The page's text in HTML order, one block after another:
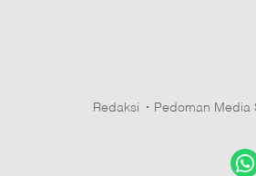
Redaksi Pedoman Media